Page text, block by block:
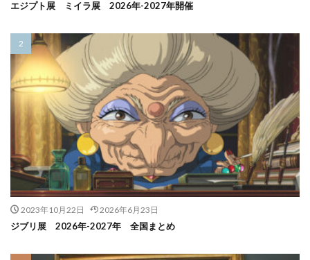
エジプト展 ミイラ展 2026年-2027年開催
2023年10月22日 2026年6月23日
ジブリ展 2026年-2027年 全国まとめ